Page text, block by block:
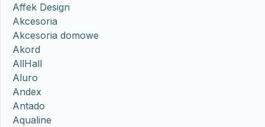
Affek Design
Akcesoria
Akcesoria domowe
Akord
AllHall
Aluro
Andex
Antado
Aqualine